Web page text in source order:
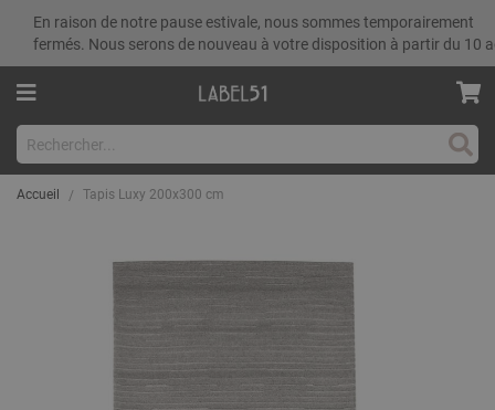
En raison de notre pause estivale, nous sommes temporairement
fermés. Nous serons de nouveau à votre disposition à partir du 10
Accueil Tapis Luxy 200x300 cm